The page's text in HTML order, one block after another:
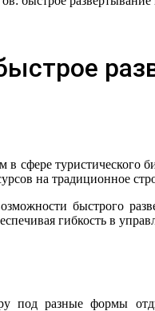
на традиционное
быстрого
гибкость в
под разные формы